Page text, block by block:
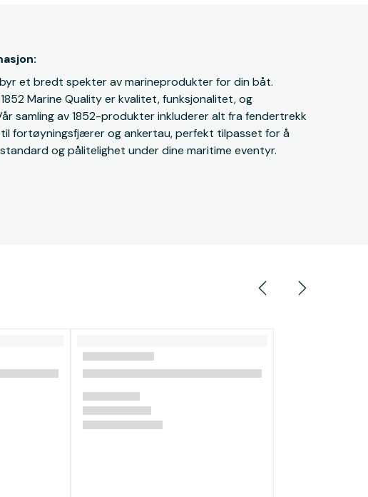
et bredt spekter av marineprodukter for din båt.
Marine Quality er kvalitet, funksjonalitet, og
samling av 1852-produkter inkluderer alt fra fendertrekk
fortøyningsfjærer og ankertau, perfekt tilpasset for å
og pålitelighet under dine maritime eventyr.